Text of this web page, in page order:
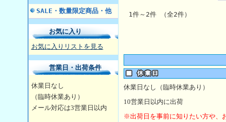
SALE・数量限定商品・他
お気に入り
お気に入りリストを見る
営業日・出荷条件
休業日なし
（臨時休業あり）
メール対応は3営業日 以内
1件～2件 （全2件）
休業日なし（臨時休業あり）
10営業日以内に出荷
※出荷日を事前に知りたい方や、